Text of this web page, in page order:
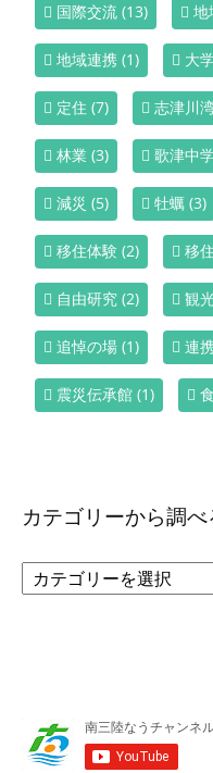
国際交流 (13) 地
地域連携 (1) 大
定住 (7) 志津川
林業 (3) 歌津中
減災 (5) 牡蠣 (3)
移住体験 (2) 移
自由研究 (2) 観
追悼の場 (1) 連
震災伝承館 (1) 食
カテゴリーから調べ
カ
テ
ら
調